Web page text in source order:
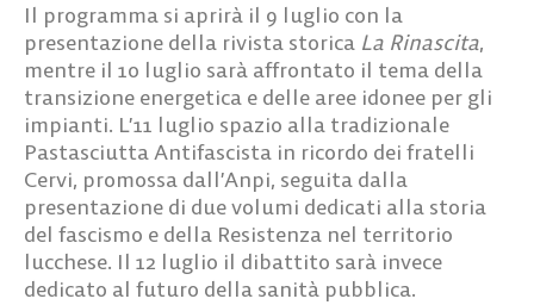
Il programma si aprirà il 9 luglio con la
presentazione della rivista storica La Rinascita,
mentre il 10 luglio sarà affrontato il tema della
transizione energetica e delle aree idonee per gli
impianti. L’11 luglio spazio alla tradizionale
Pastasciutta Antifascista in ricordo dei fratelli
Cervi, promossa dall’Anpi, seguita dalla
presentazione di due volumi dedicati alla storia
del fascismo e della Resistenza nel territorio
lucchese. Il 12 luglio il dibattito sarà invece
dedicato al futuro della sanità pubblica.